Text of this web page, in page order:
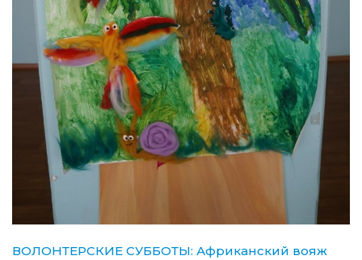
ВОЛОНТЕРСКИЕ СУББОТЫ: Африканский вояж